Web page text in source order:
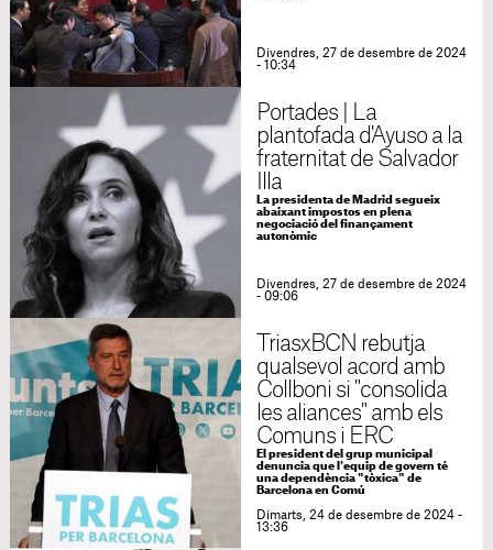
Divendres, 27 de desembre de 2024
- 10:34
Portades | La
plantofada d'Ayuso a la
fraternitat de Salvador
Illa
La presidenta de Madrid segueix
abaixant impostos en plena
negociació del finançament
autonòmic
Divendres, 27 de desembre de 2024
- 09:06
TriasxBCN rebutja
qualsevol acord amb
Collboni si "consolida
les aliances" amb els
Comuns i ERC
El president del grup municipal
denuncia que l'equip de govern té
una dependència "tòxica" de
Barcelona en Comú
Dimarts, 24 de desembre de 2024 -
13:36